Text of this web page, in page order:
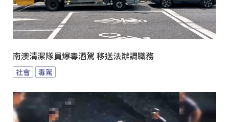
南澳清潔隊員爆毒酒駕 移送法辦調職務
社會 毒駕